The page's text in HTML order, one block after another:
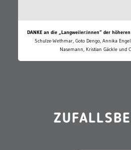
DANKE an die „Langweiler:innen“ der
Schulze-Wethmar, Goto Dengo, Annika
Nasemann, Kristian Gäckle und